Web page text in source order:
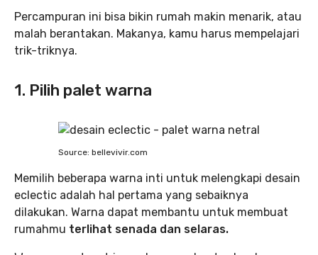
Percampuran ini bisa bikin rumah makin menarik, atau
malah berantakan. Makanya, kamu harus mempelajari
trik-triknya.
1. Pilih palet warna
Source: bellevivir.com
Memilih beberapa warna inti untuk melengkapi desain
eclectic adalah hal pertama yang sebaiknya
dilakukan. Warna dapat membantu untuk membuat
rumahmu terlihat senada dan selaras.